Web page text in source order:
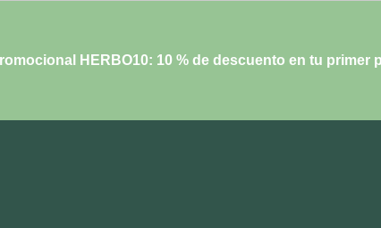
HERBO10: 10 % de descuento en tu primer